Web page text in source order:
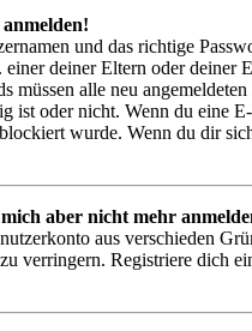
und das richtige
einer deiner Eltern oder
alle neu
oder nicht. Wenn du eine
wurde. Wenn du dir
aber nicht mehr
aus verschieden
verringern. Registriere dich